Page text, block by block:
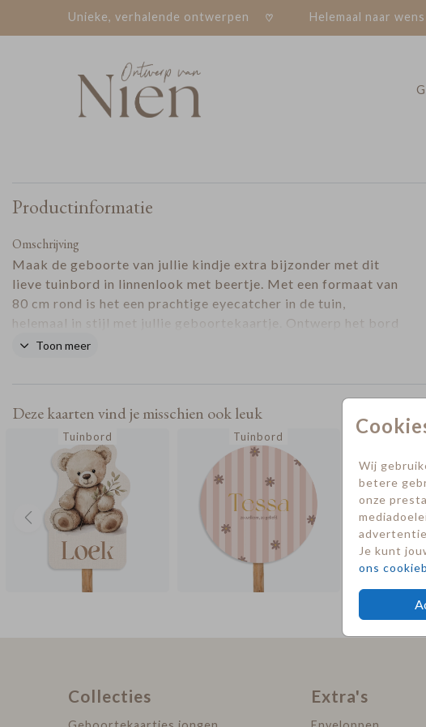
Unieke, verhalende ontwerpen Helemaal naar
Wij
betere
onze
Je kunt
ons
Productinformatie
Omschrijving
Maak de geboorte van jullie kindje extra bijzonder met dit
lieve tuinbord in linnenlook met beertje. Met een formaat van
80 cm rond is het een prachtige eyecatcher in de tuin,
helemaal in stijl met jullie geboortekaartje. Ontwerp het bord
geheel naar wens: voeg de naam van jullie baby toe, kies jullie
worden – zonder datum – zodat het direct geplaatst kan
worden zodra jullie kleintje er is. Het stevige bord is gemaakt
van 5 mm dik forex, weerbestendig en geschikt om buiten te
laten staan. De paal en schroeven worden niet meegeleverd,
maar het bord is eenvoudig te bevestigen op een houten paal
of tegen een muur. Tip: Plaats het tuinbord elk jaar opnieuw
bij verjaardagen als blijvende herinnering aan dat bijzondere
moment.
Toon meer
Deze kaarten vind je misschien ook leuk
Tuinbord Tuinbord
Collecties Extra's